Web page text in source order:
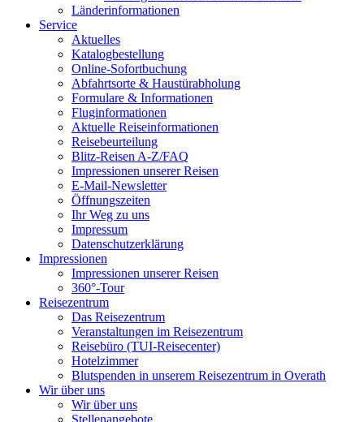
Länderinformationen
Service
Aktuelles
Katalogbestellung
Online-Sofortbuchung
Abfahrtsorte & Haustürabholung
Formulare & Informationen
Fluginformationen
Aktuelle Reiseinformationen
Reisebeurteilung
Blitz-Reisen A-Z/FAQ
Impressionen unserer Reisen
E-Mail-Newsletter
Öffnungszeiten
Ihr Weg zu uns
Impressum
Datenschutzerklärung
Impressionen
Impressionen unserer Reisen
360°-Tour
Reisezentrum
Das Reisezentrum
Veranstaltungen im Reisezentrum
Reisebüro (TUI-Reisecenter)
Hotelzimmer
Blutspenden in unserem Reisezentrum in Overath
Wir über uns
Wir über uns
Stellenangebote